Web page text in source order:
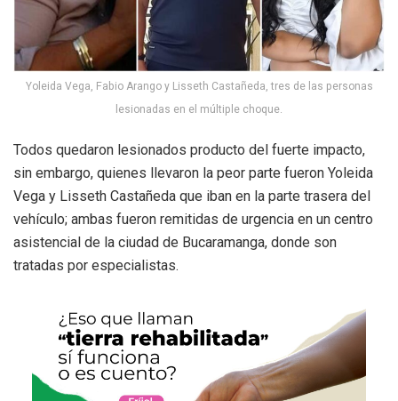
Yoleida Vega, Fabio Arango y Lisseth Castañeda, tres de las personas
lesionadas en el múltiple choque.
Todos quedaron lesionados producto del fuerte impacto,
sin embargo, quienes llevaron la peor parte fueron Yoleida
Vega y Lisseth Castañeda que iban en la parte trasera del
vehículo; ambas fueron remitidas de urgencia en un centro
asistencial de la ciudad de Bucaramanga, donde son
tratadas por especialistas.